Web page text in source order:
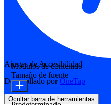
Ajustes de Accesibilidad
Desarrollado por OneTap
Ocultar barra de herramientas
Módulos de contenido
Tamaño de fuente